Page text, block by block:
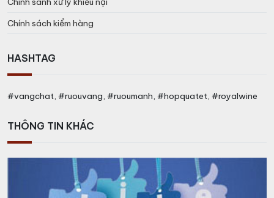
Chính sách kiểm hàng
HASHTAG
#vangchat, #ruouvang, #ruoumanh, #hopquatet, #royalwine
THÔNG TIN KHÁC